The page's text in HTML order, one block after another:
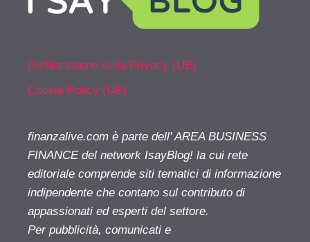
Dichiarazione sulla Privacy (UE)
Cookie Policy (UE)
finanzalive.com è parte dell' AREA BUSINESS
FINANCE del network IsayBlog! la cui rete
editoriale comprende siti tematici di informazione
indipendente che contano sul contributo di
appassionati ed esperti del settore.
Per pubblicità, comunicati e